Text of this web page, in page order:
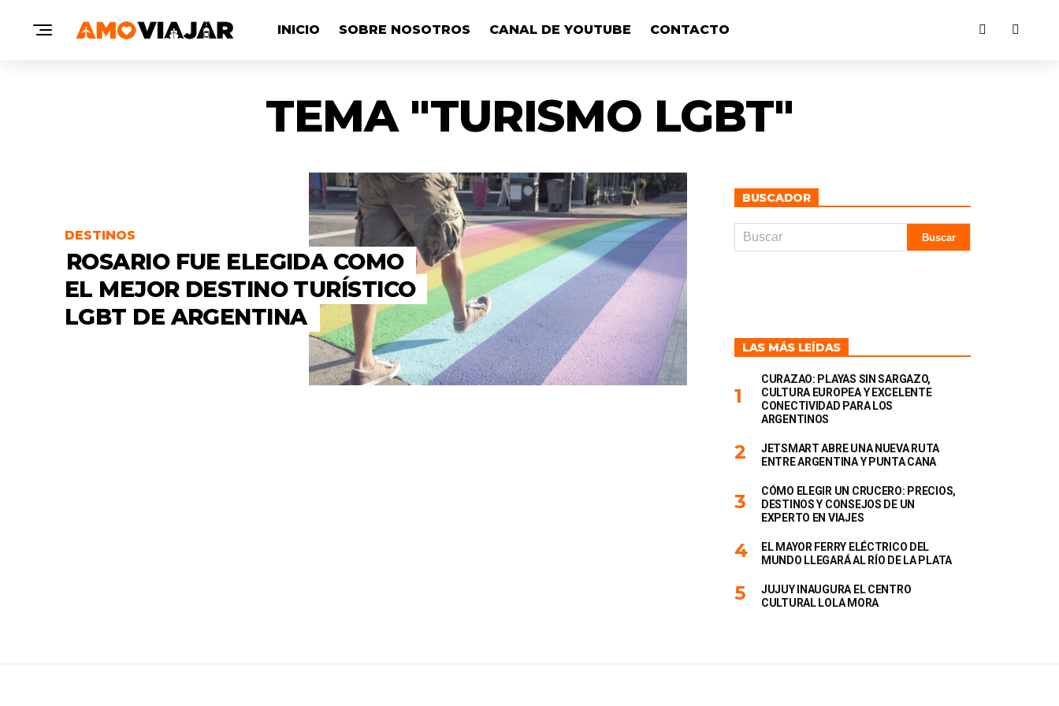
INICIO SOBRE NOSOTROS CANAL DE YOUTUBE CONTACTO
TEMA "TURISMO LGBT"
DESTINOS
ROSARIO FUE ELEGIDA COMO
EL MEJOR DESTINO TURÍSTICO
LGBT DE ARGENTINA
BUSCADOR
LAS MÁS LEÍDAS
CURAZAO: PLAYAS SIN SARGAZO,
CULTURA EUROPEA Y EXCELENTE
CONECTIVIDAD PARA LOS
ARGENTINOS
JETSMART ABRE UNA NUEVA RUTA
ENTRE ARGENTINA Y PUNTA CANA
CÓMO ELEGIR UN CRUCERO: PRECIOS,
DESTINOS Y CONSEJOS DE UN
EXPERTO EN VIAJES
EL MAYOR FERRY ELÉCTRICO DEL
MUNDO LLEGARÁ AL RÍO DE LA PLATA
JUJUY INAUGURA EL CENTRO
CULTURAL LOLA MORA